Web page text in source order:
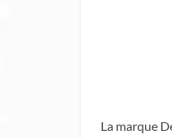
La marque